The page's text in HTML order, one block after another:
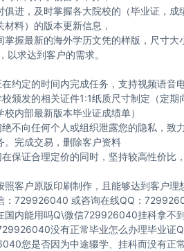
俱进，及时掌握各大院校的（毕业证，成
料）的版本更新信息，
掌握最新的海外学历文凭的样版，尺寸
以求达到客户的需求。
约定的时间内完成任务，支持视频语音
颁发的相关证件1:1纸质尺寸制定（定
内部最新版本毕业证成绩单）
不向任何个人或组织泄露您的隐私，致
。完成交易，删除客户资料
保证合理定价的同时，坚持较高性价比
照客户原版印刷制作，且能够达到客户
：729926040 或咨询在线QQ：
国内能用吗Q\微信729926040挂科拿不
没有正常毕业怎么办理毕业证
您是否因为中途辍学、挂科而没有正